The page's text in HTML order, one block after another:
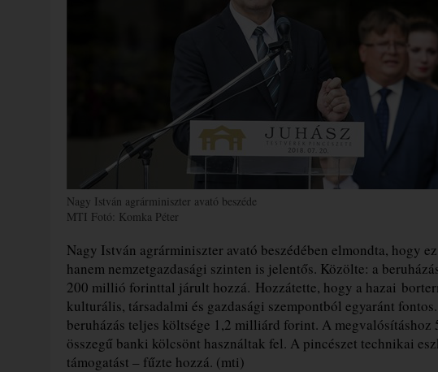
Nagy István agrárminiszter avató beszéde
MTI Fotó: Komka Péter
Nagy István agrárminiszter avató beszédében elmondta, hogy
hanem nemzetgazdasági szinten is jelentős. Közölte: a
200 millió forinttal járult hozzá. Hozzátette, hogy a hazai
kulturális, társadalmi és gazdasági szempontból egyaránt
beruházás teljes költsége 1,2 milliárd forint. A
összegű banki kölcsönt használtak fel. A pincészet technikai
támogatást – fűzte hozzá. (mti)